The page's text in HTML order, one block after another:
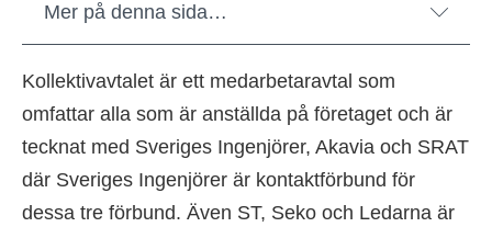
Mer på denna sida…
Kollektivavtalet är ett medarbetaravtal som
omfattar alla som är anställda på företaget och är
tecknat med Sveriges Ingenjörer, Akavia och SRAT
där Sveriges Ingenjörer är kontaktförbund för
dessa tre förbund. Även ST, Seko och Ledarna är